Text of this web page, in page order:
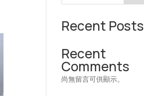
Recent Posts
Recent
Comments
尚無留言可供顯示。